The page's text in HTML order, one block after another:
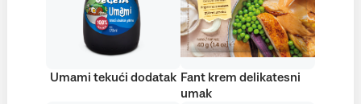
Umami tekući dodatak Fant krem delikatesni
umak